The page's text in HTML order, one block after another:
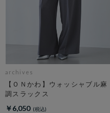
archives
【ＯＮかわ】ウォッシャブル麻
調スラックス
￥6,050